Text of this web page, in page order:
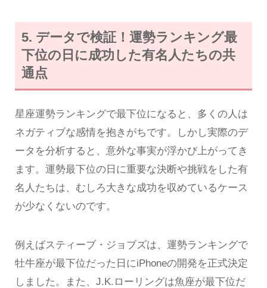
5. データで検証！運勢ランキング最
下位の日に成功した有名人たちの共
通点
星座運勢ランキングで最下位になると、多くの人は
ネガティブな感情を抱きがちです。しかし実際のデ
ータを分析すると、意外な事実が浮かび上がってき
ます。運勢最下位の日に重要な決断や挑戦をした有
名人たちは、むしろ大きな成功を収めているケース
が少なくないのです。
例えばスティーブ・ジョブズは、運勢ランキングで
牡牛座が最下位だった日にiPhoneの開発を正式決定
しました。また、J.K.ローリングは魚座が最下位だ